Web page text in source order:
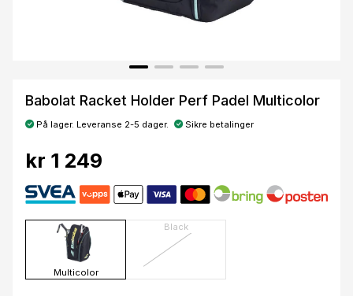
Babolat Racket Holder Perf Padel Multicolor
På lager. Leveranse 2-5 dager. Sikre betalinger
kr 1 249
Multicolor
Black